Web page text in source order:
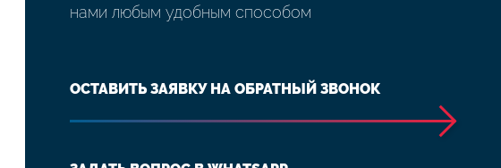
нами любым удобным способом
ОСТАВИТЬ ЗАЯВКУ НА ОБРАТНЫЙ ЗВОНОК